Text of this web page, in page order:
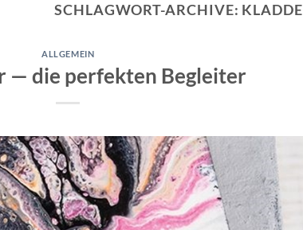
SCHLAGWORT-ARCHIVE: KLADDE
ALLGEMEIN
— die perfekten Begleiter